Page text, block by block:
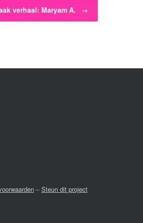
verhaal: Maryam A. →
–Steun dit project